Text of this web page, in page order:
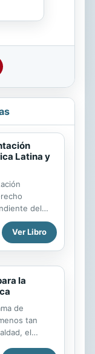
Latina y
del
–
culturales y
accesibilidad,
resulta
de
y requiere
urgentes y
los
Ver Libro
la
de
tan
el